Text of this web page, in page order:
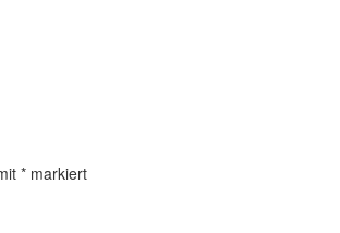
* markiert